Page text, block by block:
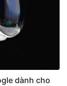
dành cho